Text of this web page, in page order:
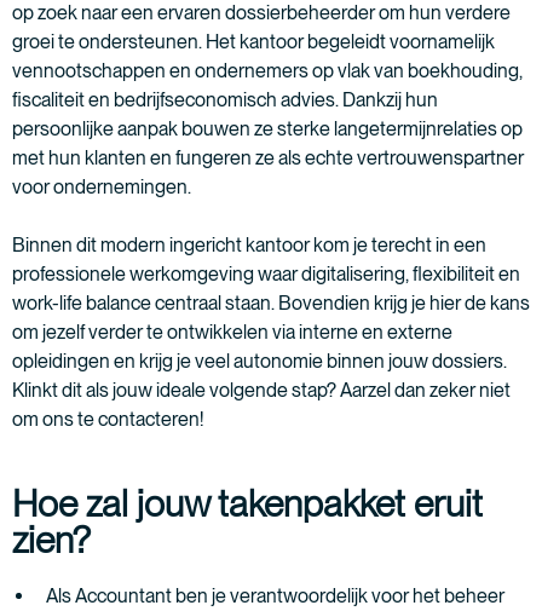
op zoek naar een ervaren dossierbeheerder om hun verdere
groei te ondersteunen. Het kantoor begeleidt voornamelijk
vennootschappen en ondernemers op vlak van boekhouding,
fiscaliteit en bedrijfseconomisch advies. Dankzij hun
persoonlijke aanpak bouwen ze sterke langetermijnrelaties op
met hun klanten en fungeren ze als echte vertrouwenspartner
voor ondernemingen.
Binnen dit modern ingericht kantoor kom je terecht in een
professionele werkomgeving waar digitalisering, flexibiliteit en
work-life balance centraal staan. Bovendien krijg je hier de kans
om jezelf verder te ontwikkelen via interne en externe
opleidingen en krijg je veel autonomie binnen jouw dossiers.
Klinkt dit als jouw ideale volgende stap? Aarzel dan zeker niet
om ons te contacteren!
Hoe zal jouw takenpakket eruit
zien?
Als Accountant ben je verantwoordelijk voor het beheer